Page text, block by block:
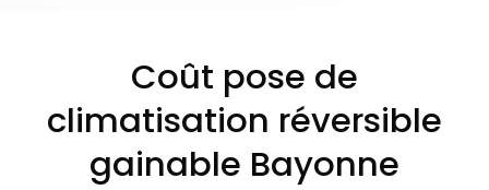
Coût pose de
climatisation réversible
gainable Bayonne